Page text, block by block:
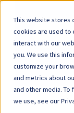
This website stores
cookies are used to
interact with our
you. We use this
customize your
and metrics about
and other media.
we use, see our
Rechercher
Accueil